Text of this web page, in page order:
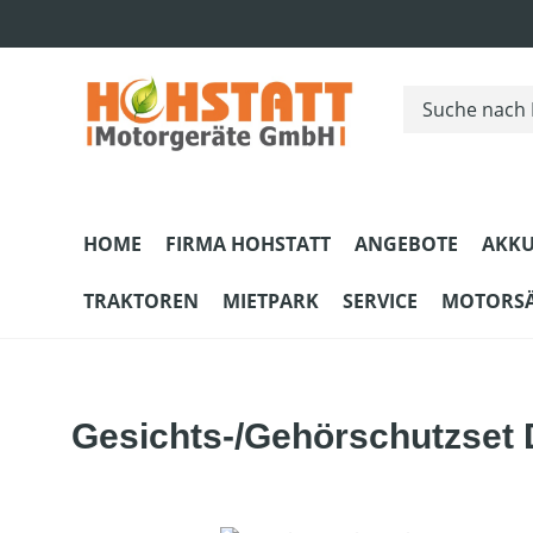
HOME FIRMA HOHSTATT ANGEBOTE
TRAKTOREN MIETPARK SERVICE
Gesichts-/Gehörschutzset